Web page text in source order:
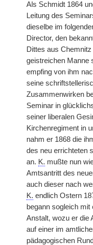
Als Schmidt 1864
Leitung des
dieselbe im
Director, den
Dittes aus
geistreichen Manne
empfing von ihm
seine
Zusammenwirken
Seminar in
seiner liberalen
Kirchenregiment in
nahm er 1868 die
des neu errichteten
an. K. mußte nun
Amtsantritt des
auch dieser nach
K. endlich Ostern
begann sogleich
Anstalt, wozu er die
auf einer im
pädagogischen